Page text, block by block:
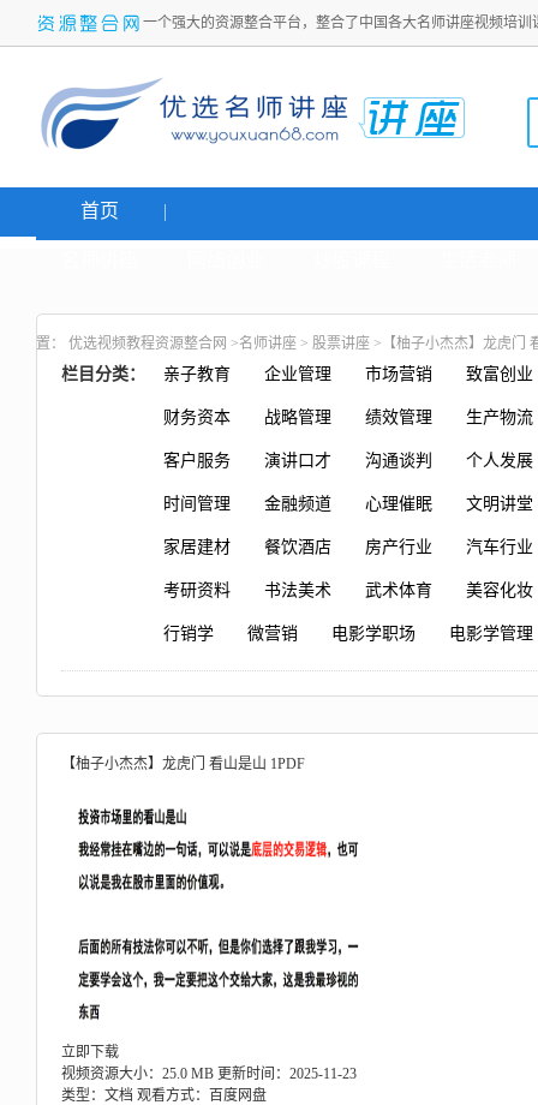
一个强大的资源整合平台，整合了中国各大名师讲座视频培
首页
置： 优选视频教程资源整合网 >名师讲座 > 股票讲座 >【柚子小杰杰】龙虎门
栏目分类： 亲子教育 企业管理 市场营销 致富创业
财务资本 战略管理 绩效管理 生产物流
客户服务 演讲口才 沟通谈判 个人发展
时间管理 金融频道 心理催眠 文明讲堂
家居建材 餐饮酒店 房产行业 汽车行业
考研资料 书法美术 武术体育 美容化妆
行销学 微营销 电影学职场 电影学管理
【柚子小杰杰】龙虎门 看山是山 1PDF
立即下载
视频资源大小：25.0 MB 更新时间：2025-11-23
类型：文档 观看方式：百度网盘